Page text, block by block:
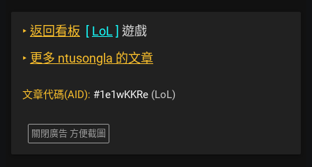
‣ 返回看板 [ LoL] 遊戲
‣ 更多 ntusongla 的文章
文章代碼(AID): #1e1wKKRe (LoL)
關閉廣告 方便截圖